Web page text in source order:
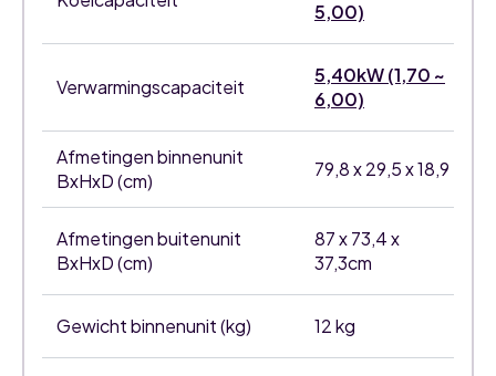
5,00)
Verwarmingscapaciteit
5,40kW (1,70 ~
6,00)
Afmetingen binnenunit
BxHxD (cm)
79,8 x 29,5 x 18,9
Afmetingen buitenunit
BxHxD (cm)
87 x 73,4 x
37,3cm
Gewicht binnenunit (kg) 12 kg